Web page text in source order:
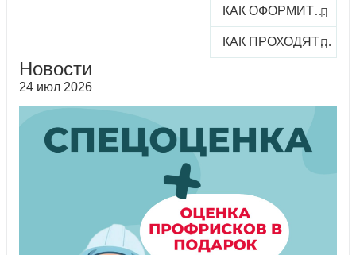
КАК ОФОРМИТЬ ЗАКАЗ КУРСА
КАК ПРОХОДЯТ ОНЛАЙН-КУРСЫ
Новости
24 июл 2026